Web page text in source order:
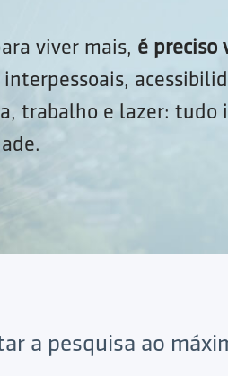
viver mais, é preciso
interpessoais,
trabalho e lazer: tudo
a pesquisa ao